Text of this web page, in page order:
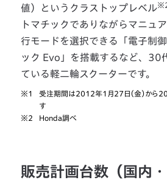
値）というクラストップレベル
トマチックでありながらマニュ
行モードを選択できる「電子制
ック Evo」を搭載するなど、30
ている軽二輪スクーターです。
※1
受注期間は2012年1月27日（金）から
す
※2
Honda調べ
販売計画台数（国内・